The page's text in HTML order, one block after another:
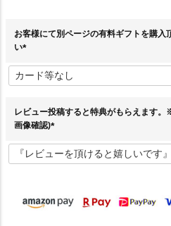
お客様にて別ページの有料ギフトを購入
い
必
須
レビュー投稿すると特典がもらえます
画像確認)
必
須